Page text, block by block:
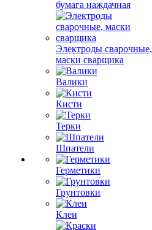
бумага наждачная
Электроды сварочные,
маски сварщика
Валики
Кисти
Терки
Шпатели
Герметики
Грунтовки
Клеи